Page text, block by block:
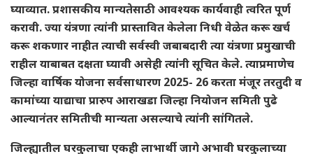
घ्याव्यात. प्रशासकीय मान्यतेसाठी आवश्यक कार्यवाही त्वरित पूर्ण
करावी. ज्या यंत्रणा त्यांनी प्रास्तावित केलेला निधी वेळेत करू खर्च
करू शकणार नाहीत त्याची सर्वस्वी जबाबदारी त्या यंत्रणा प्रमुखाची
राहील याबाबत दक्षता घ्यावी असेही त्यांनी सूचित केले. त्याप्रमाणेच
जिल्हा वार्षिक योजना सर्वसाधारण 2025- 26 करता मंजूर तरतुदी व
कामांच्या याद्याचा प्रारुप आराखडा जिल्हा नियोजन समिती पुढे
आल्यानंतर समितीची मान्यता असल्याचे त्यांनी सांगितले.
जिल्ह्यातील घरकुलाचा एकही लाभार्थी जागे अभावी घरकुलाच्या